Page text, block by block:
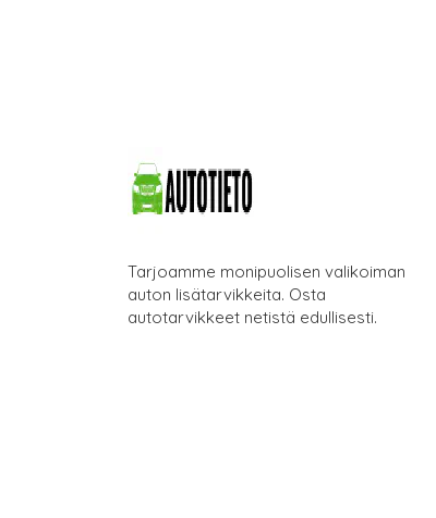
Tarjoamme monipuolisen valikoiman
auton lisätarvikkeita. Osta
autotarvikkeet netistä edullisesti.